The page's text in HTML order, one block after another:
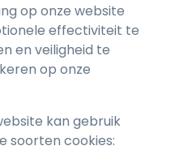
op onze website
effectiviteit te
en veiligheid te
op onze
kan gebruik
soorten cookies: